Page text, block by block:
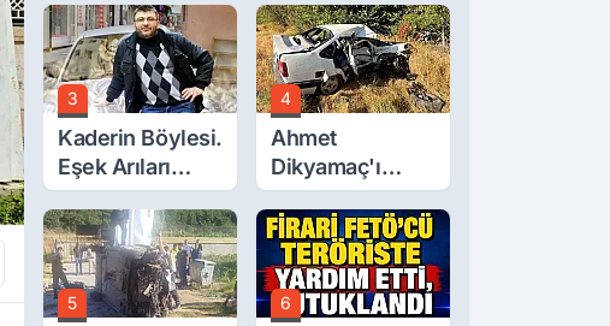
Yakayı Bu
Toplantıda Ele
Verdi.
Tüm Detaylar
3
Kaderin Böylesi.
Eşek Arıları
Öldürdü
4
Ahmet
Dikyamaç'ı
Hayattan
Koparan Kaza
5 6